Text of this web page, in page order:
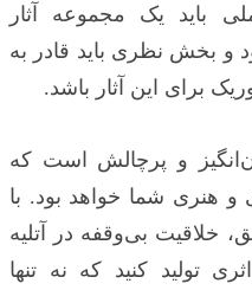
باید یک مجموعه آثار
و بخش نظری باید قادر به
برای این آثار باشد.
و پرچالش است که
هنری شما خواهد بود. با
خلاقیت بی‌وقفه در آتلیه
تولید کنید که نه تنها